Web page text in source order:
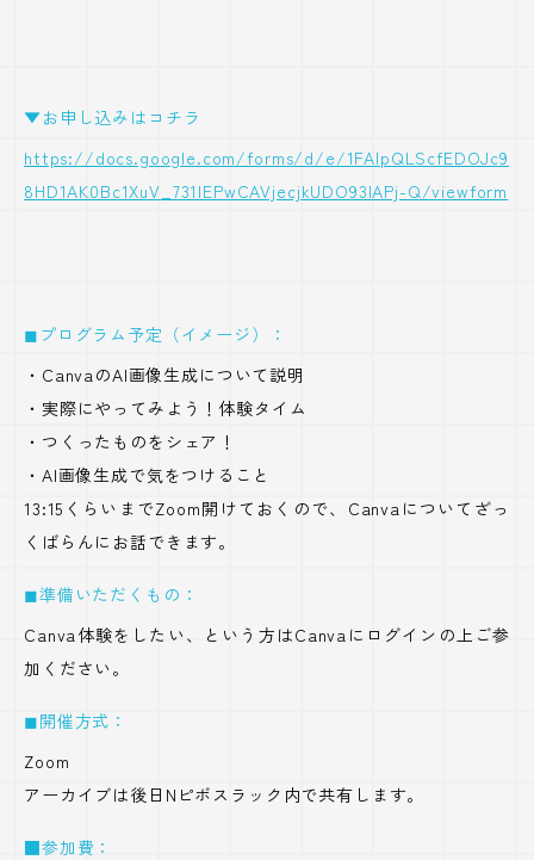
▼お申し込みはコチラ
https://docs.google.com/forms/d/e/1FAIpQLScfEDOJc9
8HD1AK0Bc1XuV_731lEPwCAVjecjkUDO93lAPj-Q/viewform
◼︎プログラム予定（イメージ）：
・CanvaのAI画像生成について説明
・実際にやってみよう！体験タイム
・つくったものをシェア！
・AI画像生成で気をつけること
13:15くらいまでZoom開けておくので、Canvaについてざっ
くばらんにお話できます。
◼︎準備いただくもの：
Canva体験をしたい、という方はCanvaにログインの上ご参
加ください。
◼︎開催方式：
Zoom
アーカイブは後日Nピボスラック内で共有します。
■参加費：